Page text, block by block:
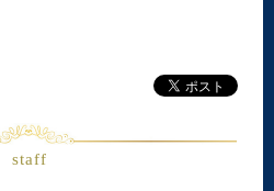
staff